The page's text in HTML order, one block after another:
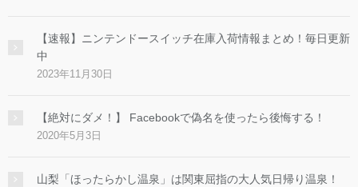
【速報】ニンテンドースイッチ在庫入荷情報まとめ！毎日更新
中
2023年11月30日
【絶対にダメ！】 Facebookで偽名を使ったら後悔する！
2020年5月3日
山梨「ほったらかし温泉」は関東屈指の大人気日帰り温泉！